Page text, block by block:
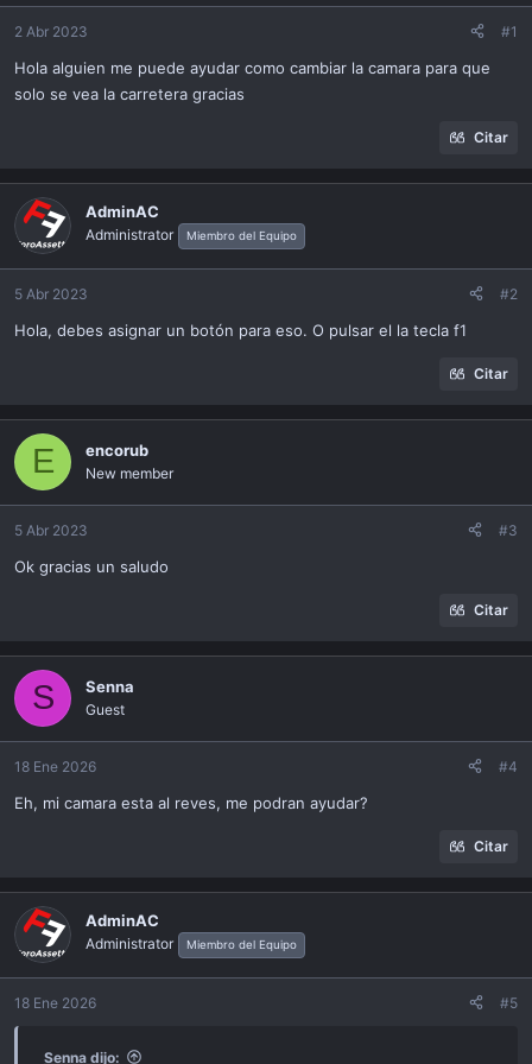
ó
2 Abr 2023 #1
Hola alguien me puede ayudar como cambiar la camara para que
solo se vea la carretera gracias
Citar
AdminAC
Administrator Miembro del Equipo
5 Abr 2023 #2
Hola, debes asignar un botón para eso. O pulsar el la tecla f1
Citar
E encorub
New member
5 Abr 2023 #3
Ok gracias un saludo
Citar
S Senna
Guest
18 Ene 2026 #4
Eh, mi camara esta al reves, me podran ayudar?
Citar
AdminAC
Administrator Miembro del Equipo
18 Ene 2026 #5
Senna dijo: